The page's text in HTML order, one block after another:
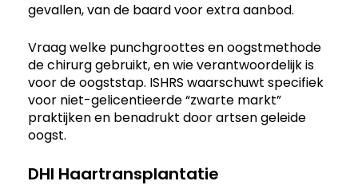
gevallen, van de baard voor extra aanbod.
Vraag welke punchgroottes en oogstmethode
de chirurg gebruikt, en wie verantwoordelijk is
voor de oogststap. ISHRS waarschuwt specifiek
voor niet-gelicentieerde “zwarte markt”
praktijken en benadrukt door artsen geleide
oogst.
DHI Haartransplantatie